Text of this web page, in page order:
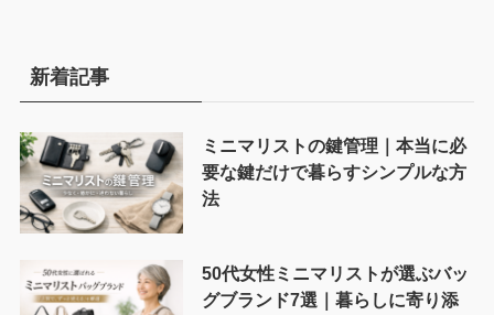
新着記事
ミニマリストの鍵管理｜本当に必
要な鍵だけで暮らすシンプルな方
法
50代女性ミニマリストが選ぶバッ
グブランド7選｜暮らしに寄り添